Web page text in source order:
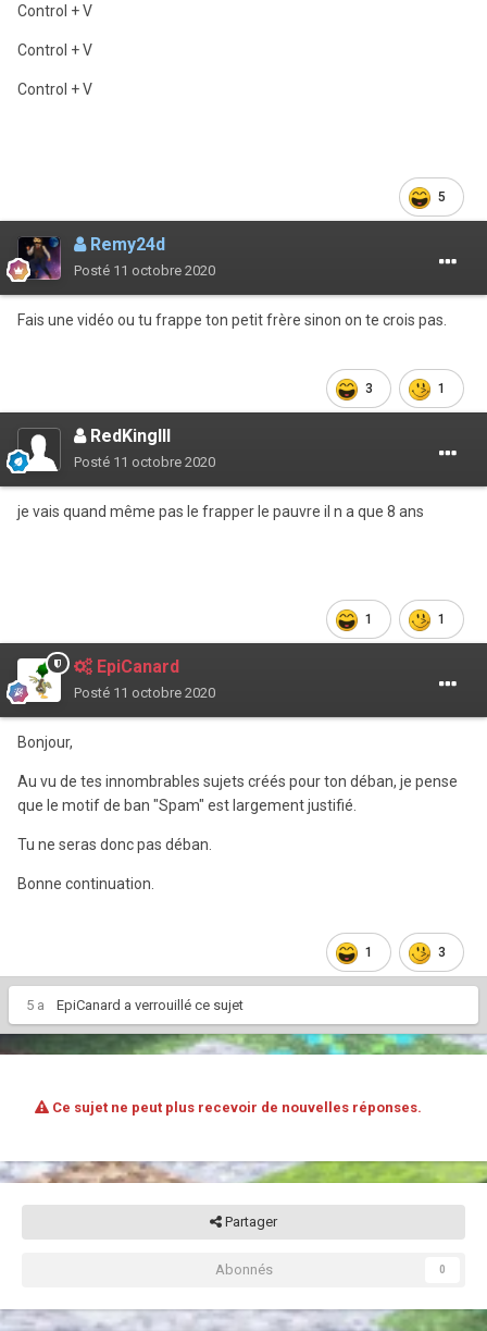
Control + V
Control + V
Control + V
5
Remy24d
Posté 11 octobre 2020
Fais une vidéo ou tu frappe ton petit frère sinon on te crois pas.
3 1
RedKingIII
Posté 11 octobre 2020
je vais quand même pas le frapper le pauvre il n a que 8 ans
1 1
EpiCanard
Posté 11 octobre 2020
Bonjour,
Au vu de tes innombrables sujets créés pour ton déban, je pense
que le motif de ban "Spam" est largement justifié.
Tu ne seras donc pas déban.
Bonne continuation.
1 3
5 a EpiCanard a verrouillé ce sujet
Ce sujet ne peut plus recevoir de nouvelles réponses.
Partager
Abonnés 0